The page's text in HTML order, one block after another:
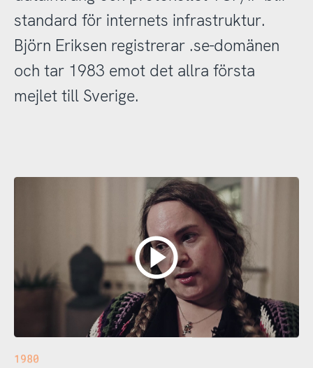
standard för internets infrastruktur.
Björn Eriksen registrerar .se-domänen
och tar 1983 emot det allra första
mejlet till Sverige.
1980